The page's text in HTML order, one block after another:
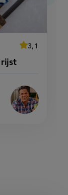
average
3,1
Beoordeel
met
rijst'